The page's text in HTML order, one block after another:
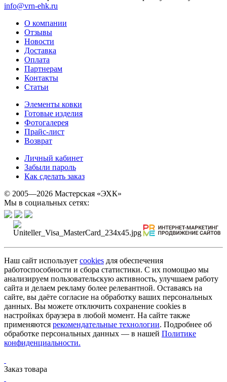
info@vrn-ehk.ru
О компании
Отзывы
Новости
Доставка
Оплата
Партнерам
Контакты
Статьи
Элементы ковки
Готовые изделия
Фотогалерея
Прайс-лист
Возврат
Личный кабинет
Забыли пароль
Как сделать заказ
© 2005—2026 Мастерская «ЭХК»
Мы в социальных сетях:
Наш сайт использует cookies для обеспечения
работоспособности и сбора статистики. С их помощью мы
анализируем пользовательскую активность, улучшаем работу
сайта и делаем рекламу более релевантной. Оставаясь на
сайте, вы даёте согласие на обработку ваших персональных
данных. Вы можете отключить сохранение cookies в
настройках браузера в любой момент. На сайте также
применяются рекомендательные технологии. Подробнее об
обработке персональных данных — в нашей Политике
конфиденциальности.
Заказ товара